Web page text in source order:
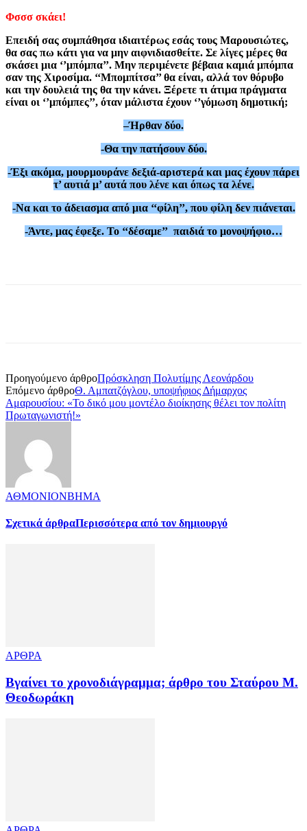
Φσσσ σκάει!
Επειδή σας συμπάθησα ιδιαιτέρως εσάς τους Μαρουσιώτες,
θα σας πω κάτι για να μην αιφνιδιασθείτε. Σε λίγες μέρες θα
σκάσει μια ‘’μπόμπα’’. Μην περιμένετε βέβαια καμιά μπόμπα
σαν της Χιροσίμα. ‘‘Μπομπίτσα’’ θα είναι, αλλά τον θόρυβο
και την δουλειά της θα την κάνει. Ξέρετε τι άτιμα πράγματα
είναι οι ‘’μπόμπες’’, όταν μάλιστα έχουν ‘’γόμωση δημοτική;
–Ήρθαν δύο.
-Θα την πατήσουν δύο.
-Έξι ακόμα, μουρμουράνε δεξιά-αριστερά και μας έχουν πάρει
τ’ αυτιά μ’ αυτά που λένε και όπως τα λένε.
-Να και το άδειασμα από μια ‘‘φίλη’’, που φίλη δεν πιάνεται.
-Άντε, μας έφεξε. Το ‘‘δέσαμε’’ παιδιά το μονοψήφιο…
Προηγούμενο άρθροΠρόσκληση Πολυτίμης Λεονάρδου
Επόμενο άρθροΘ. Αμπατζόγλου, υποψήφιος Δήμαρχος
Αμαρουσίου: «Το δικό μου μοντέλο διοίκησης θέλει τον πολίτη
Πρωταγωνιστή!»
ΑΘΜΟΝΙΟΝΒΗΜΑ
Σχετικά άρθραΠερισσότερα από τον δημιουργό
ΑΡΘΡΑ
Βγαίνει το χρονοδιάγραμμα; άρθρο του Σταύρου Μ.
Θεοδωράκη